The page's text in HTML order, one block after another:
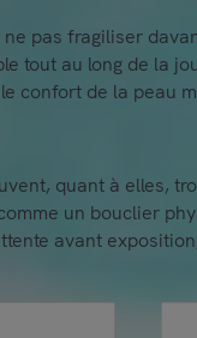
pas fragiliser
tout au long de la
confort de la peau
quant à elles,
un bouclier
avant